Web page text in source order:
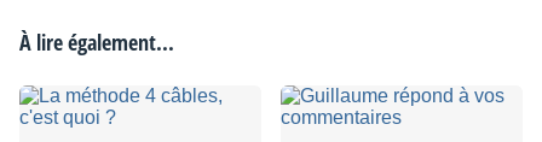
À lire également...